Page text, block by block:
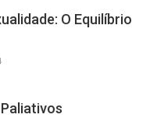
O Equilíbrio